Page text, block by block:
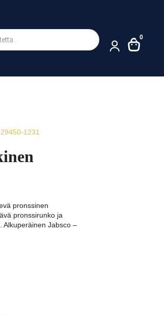
0
1231
pronssinen
pronssirunko ja
Alkuperäinen Jabsco –